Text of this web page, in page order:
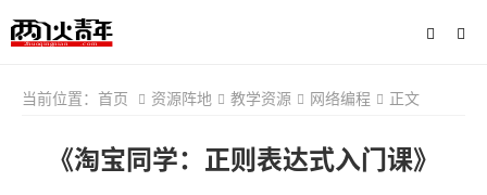
当前位置： 首页 资源阵地 教学资源 网络编程 正文
《淘宝同学：正则表达式入门课》